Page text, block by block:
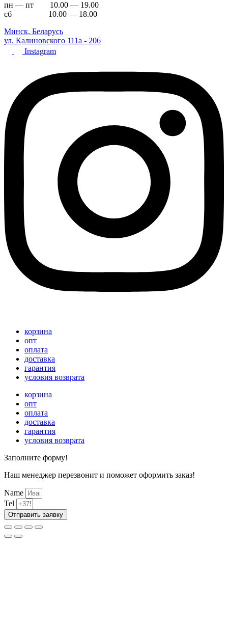
пн — пт 10.00 — 19.00
сб 10.00 — 18.00
Минск, Беларусь
ул. Калиновского 111а - 206
Instagram
корзина
опт
оплата
доставка
гарантия
условия возврата
корзина
опт
оплата
доставка
гарантия
условия возврата
Заполните форму!
Наш менеджер перезвонит и поможет оформить заказ!
Name
Tel
Отправить заявку